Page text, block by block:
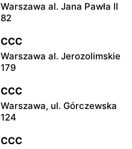
Warszawa al. Jana Pawła II
82
CCC
Warszawa al. Jerozolimskie
179
CCC
Warszawa, ul. Górczewska
124
CCC